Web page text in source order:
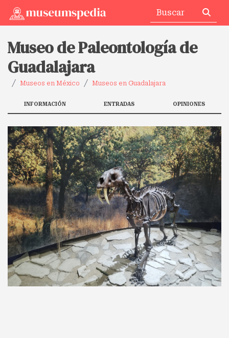
Museo de Paleontología de
Guadalajara
Museos en México Museos en Guadalajara
INFORMACIÓN ENTRADAS OPINIONES